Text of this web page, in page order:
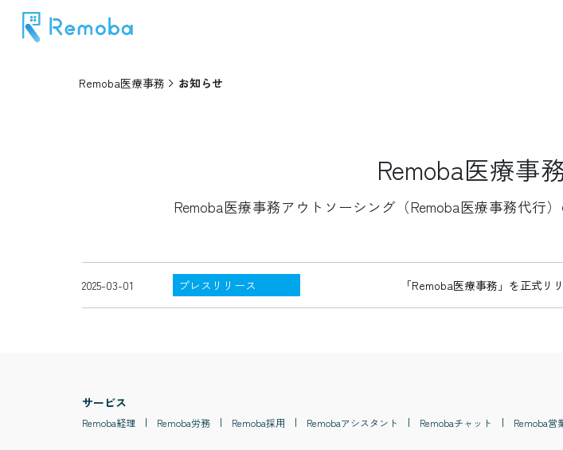
Remoba医療事務 お知らせ
Remoba医療事
Remoba医療事務アウトソーシング（Remoba医療事務代行
2025-03-01 プレスリリース 「Remoba医療事務」を正式
サービス
Remoba経理 Remoba労務 Remoba採用 Remobaアシスタント Remobaチャット Remoba営